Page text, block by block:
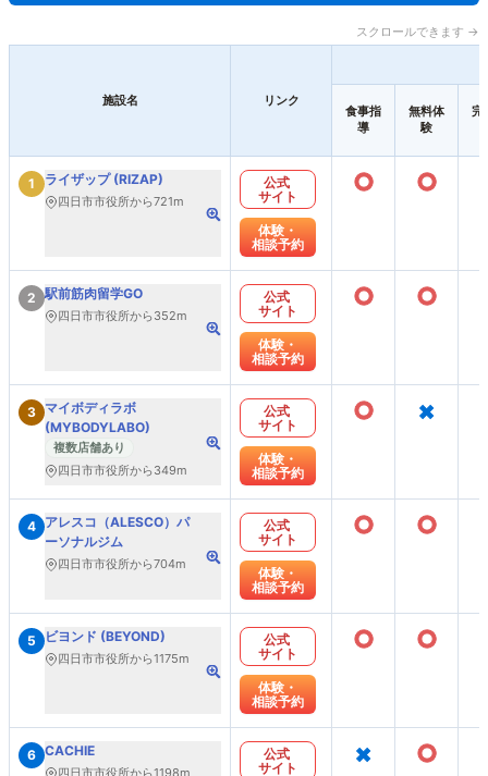
スクロールできます →
施設名 リンク
食事指
導
無料体
験
完
1 ライザップ (RIZAP)
四日市市役所から721m
公式
サイト
体験・
相談予約
○ ○
2 駅前筋肉留学GO
四日市市役所から352m
公式
サイト
体験・
相談予約
○ ○
3 マイボディラボ
(MYBODYLABO)
複数店舗あり
四日市市役所から349m
公式
サイト
体験・
相談予約
○ ×
4 アレスコ（ALESCO）パ
ーソナルジム
四日市市役所から704m
公式
サイト
体験・
相談予約
○ ○
5 ビヨンド (BEYOND)
四日市市役所から1175m
公式
サイト
体験・
相談予約
○ ○
6 CACHIE
公式
サイト
× ○